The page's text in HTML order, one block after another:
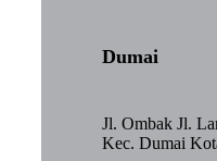
Dumai
Jl. Ombak Jl.
Kec. Dumai